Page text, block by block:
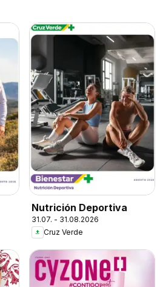
Nutrición Deportiva
31.07. - 31.08.2026
Cruz Verde